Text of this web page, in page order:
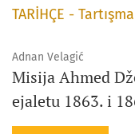
TARİHÇE -
Adnan Velagić
Misija Ahmed
ejaletu 1863. i